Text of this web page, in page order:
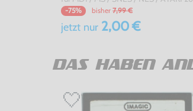
-75% bisher 7,99 €
jetzt nur 2,00 €
DAS HABEN